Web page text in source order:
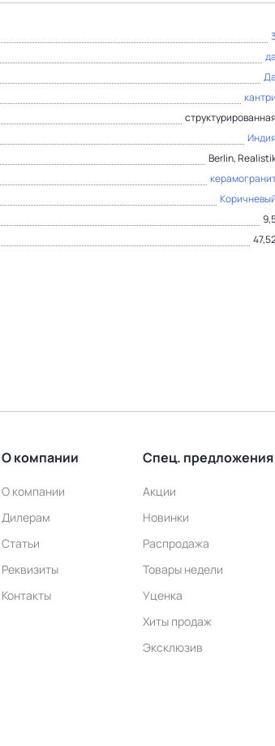
3
да
Да
кантри
структурированная
Индия
Berlin,
Коричневый
О компании
О компании
Дилерам
Статьи
Реквизиты
Контакты
Спец. предложения
Акции
Новинки
Распродажа
Товары недели
Уценка
Хиты продаж
Эксклюзив